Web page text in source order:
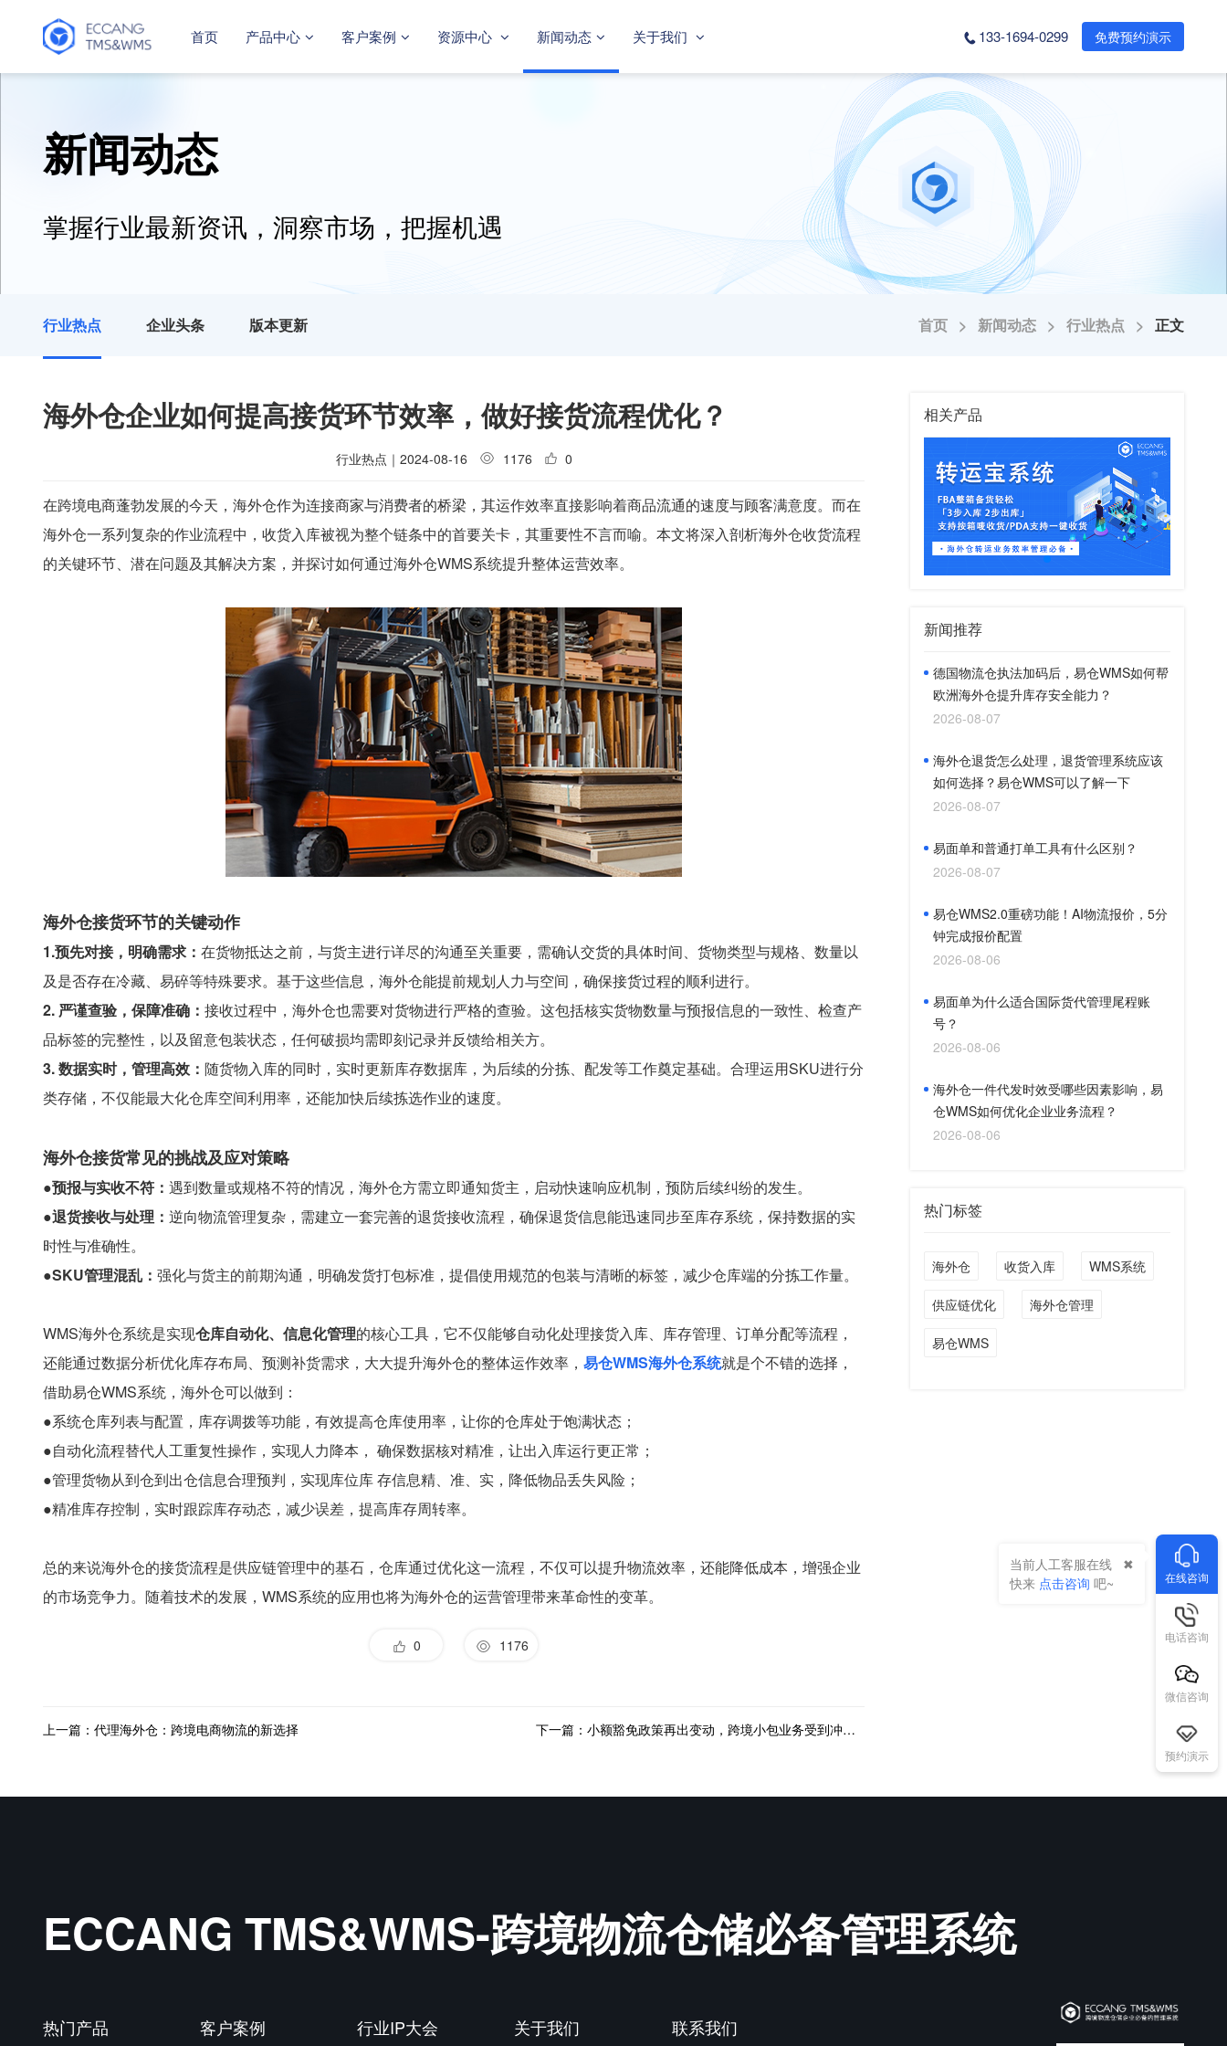
首页 产品中心 客户案例 资源中心 新闻动态 关于我们 133-1694-0299 免费预约演示
新闻动态
掌握行业最新资讯，洞察市场，把握机遇
行业热点 企业头条 版本更新 首页 > 新闻动态 > 行业热点 > 正文
海外仓企业如何提高接货环节效率，做好接货流程优化？
行业热点 ｜ 2024-08-16 1176 0
在跨境电商蓬勃发展的今天，海外仓作为连接商家与消费者的桥梁，其运作效率直接影响着商品流通的速度与顾客满意度。而在
海外仓一系列复杂的作业流程中，收货入库被视为整个链条中的首要关卡，其重要性不言而喻。本文将深入剖析海外仓收货流程
的关键环节、潜在问题及其解决方案，并探讨如何通过海外仓WMS系统提升整体运营效率。
海外仓接货环节的关键动作
1.预先对接，明确需求： 在货物抵达之前，与货主进行详尽的沟通至关重要，需确认交货的具体时间、货物类型与规格、数量以
及是否存在冷藏、易碎等特殊要求。基于这些信息，海外仓能提前规划人力与空间，确保接货过程的顺利进行。
2. 严谨查验，保障准确： 接收过程中，海外仓也需要对货物进行严格的查验。这包括核实货物数量与预报信息的一致性、检查产
品标签的完整性，以及留意包装状态，任何破损均需即刻记录并反馈给相关方。
3. 数据实时，管理高效： 随货物入库的同时，实时更新库存数据库，为后续的分拣、配发等工作奠定基础。合理运用SKU进行分
类存储，不仅能最大化仓库空间利用率，还能加快后续拣选作业的速度。
海外仓接货常见的挑战及应对策略
●预报与实收不符： 遇到数量或规格不符的情况，海外仓方需立即通知货主，启动快速响应机制，预防后续纠纷的发生。
●退货接收与处理： 逆向物流管理复杂，需建立一套完善的退货接收流程，确保退货信息能迅速同步至库存系统，保持数据的实
时性与准确性。
●SKU管理混乱： 强化与货主的前期沟通，明确发货打包标准，提倡使用规范的包装与清晰的标签，减少仓库端的分拣工作量。
WMS海外仓系统是实现仓库自动化、信息化管理的核心工具，它不仅能够自动化处理接货入库、库存管理、订单分配等流程，
还能通过数据分析优化库存布局、预测补货需求，大大提升海外仓的整体运作效率， 易仓WMS海外仓系统就是个不错的选择，
借助易仓WMS系统，海外仓可以做到：
●系统仓库列表与配置，库存调拨等功能，有效提高仓库使用率，让你的仓库处于饱满状态；
●自动化流程替代人工重复性操作，实现人力降本， 确保数据核对精准，让出入库运行更正常；
●管理货物从到仓到出仓信息合理预判，实现库位库 存信息精、准、实，降低物品丢失风险；
●精准库存控制，实时跟踪库存动态，减少误差，提高库存周转率。
总的来说海外仓的接货流程是供应链管理中的基石，仓库通过优化这一流程，不仅可以提升物流效率，还能降低成本，增强企业
的市场竞争力。随着技术的发展，WMS系统的应用也将为海外仓的运营管理带来革命性的变革。
0 1176
上一篇：代理海外仓：跨境电商物流的新选择 下一篇：小额豁免政策再出变动，跨境小包业务受到冲击？
相关产品
新闻推荐
德国物流仓执法加码后，易仓WMS如何帮
欧洲海外仓提升库存安全能力？
2026-08-07
海外仓退货怎么处理，退货管理系统应该
如何选择？易仓WMS可以了解一下
2026-08-07
易面单和普通打单工具有什么区别？
2026-08-07
易仓WMS2.0重磅功能！AI物流报价，5分
钟完成报价配置
2026-08-06
易面单为什么适合国际货代管理尾程账
号？
2026-08-06
海外仓一件代发时效受哪些因素影响，易
仓WMS如何优化企业业务流程？
2026-08-06
热门标签
海外仓 收货入库 WMS系统
供应链优化 海外仓管理
易仓WMS
ECCANG TMS&WMS-跨境物流仓储必备管理系统
热门产品 客户案例 行业IP大会 关于我们 联系我们
在线咨询
当前人工客服在线
快来 点击咨询 吧~
电话咨询
微信咨询
预约演示